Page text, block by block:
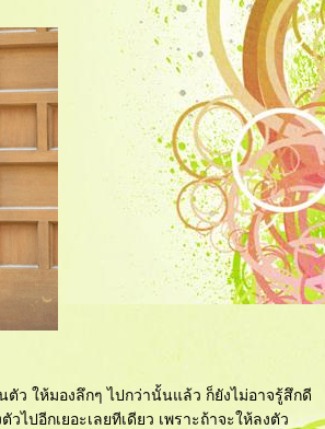
ว ให้มองลึกๆ ไปกว่านั้นแล้ว ก็ยังไม่อาจรู้สึกดี
ปอีกเยอะเลยทีเดียว เพราะถ้าจะให้ลงตัว